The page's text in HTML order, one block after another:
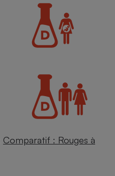
Comparatif : Rouges à
Complément
alimentaire
Assurance emprunteur
Banque
Petit électroménager -
Lave-linge
Matelas
Mutuelle
Antimoustique